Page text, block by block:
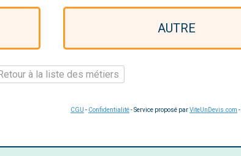
AUTRE
à la liste des métiers
CGU - Confidentialité- Service proposé parViteUnDevis.com -